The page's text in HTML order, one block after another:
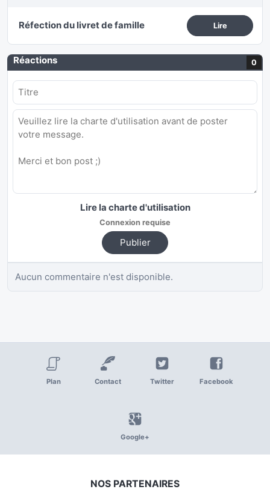
Réfection du livret de famille Lire
Réactions 0
Lire la charte d'utilisation
Connexion requise
Publier
Aucun commentaire n'est disponible.
Plan Contact Twitter Facebook
Google+
NOS PARTENAIRES